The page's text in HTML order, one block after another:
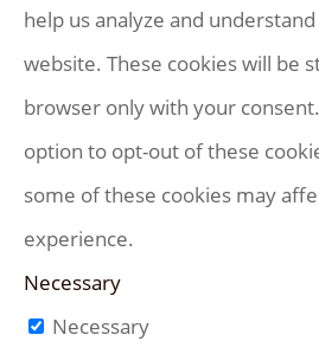
help us analyze and
website. These cookies will be
browser only with your
option to opt-out of these
some of these cookies may
experience.
Necessary
Necessary